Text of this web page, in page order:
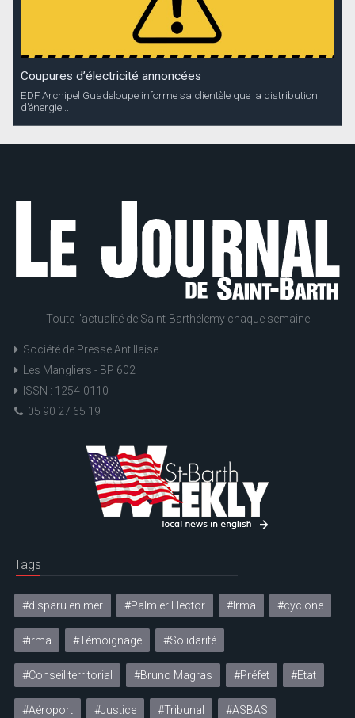
Coupures d’électricité annoncées
EDF Archipel Guadeloupe informe sa clientèle que la distribution
d’énergie...
Toute l'actualité de Saint-Barthélemy chaque semaine
Société de Presse Antillaise
Les Mangliers - BP 602
ISSN : 1254-0110
05 90 27 65 19
Tags
#disparu en mer #Palmier Hector #Irma #cyclone
#irma #Témoignage #Solidarité
#Conseil territorial #Bruno Magras #Préfet #Etat
#Aéroport #Justice #Tribunal #ASBAS